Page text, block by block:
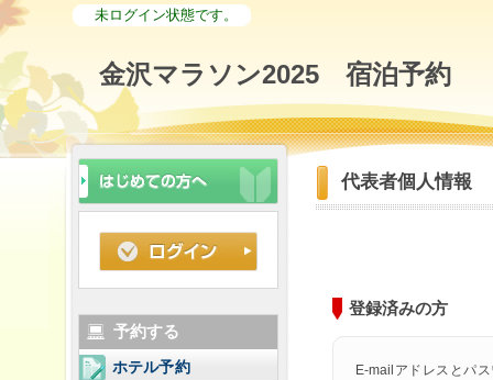
未ログイン状態です。
金沢マラソン2025 宿泊予約
予約する
ホテル予約
代表者個人情報
登録済みの方
E-mailアドレスとパ